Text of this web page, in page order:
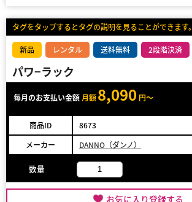
タグをタップするとタグの説明を見ることができます。
新品 レンタル 送料無料 2段階決済
パワ−ラック
毎月のお支払い金額 月額8,090 円～
商品ID
8673
メーカー
DANNO（ダンノ）
数量
お気に入り登録する